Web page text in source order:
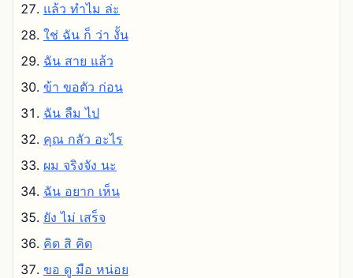
แล้ว ทําไม ล่ะ
ใช่ ฉัน ก็ ว่า งั้น
ฉัน สาย แล้ว
ข้า ขอตัว ก่อน
ฉัน ลืม ไป
คุณ กลัว อะไร
ผม จริงจัง นะ
ฉัน อยาก เห็น
ยัง ไม่ เสร็จ
คิด สิ คิด
ขอ ดู มือ หน่อย